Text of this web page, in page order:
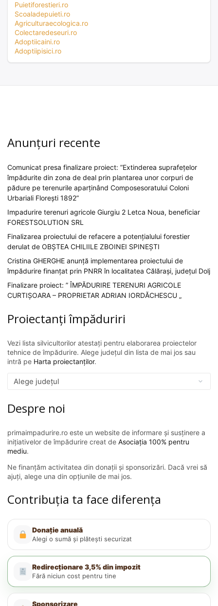
Puietiforestieri.ro
Scoaladepuieti.ro
Agriculturaecologica.ro
Colectaredeseuri.ro
Adoptiicaini.ro
Adoptiipisici.ro
Anunțuri recente
Comunicat presa finalizare proiect: ”Extinderea suprafețelor
împădurite din zona de deal prin plantarea unor corpuri de
pădure pe terenurile aparținând Composesoratului Coloni
Urbariali Florești 1892”
Impadurire terenuri agricole Giurgiu 2 Letca Noua, beneficiar
FORESTSOLUTION SRL
Finalizarea proiectului de refacere a potențialului forestier
derulat de OBȘTEA CHILIILE ZBOINEI SPINEȘTI
Cristina GHERGHE anunță implementarea proiectului de
împădurire finanțat prin PNRR în localitatea Călărași, județul Dolj
Finalizare proiect: ” ÎMPĂDURIRE TERENURI AGRICOLE
CURTIȘOARA – PROPRIETAR ADRIAN IORDĂCHESCU „
Proiectanți împăduriri
Vezi lista silvicultorilor atestați pentru elaborarea proiectelor
tehnice de împădurire. Alege județul din lista de mai jos sau
intră pe Harta proiectanților.
Despre noi
primaimpadurire.ro este un website de informare și susținere a
inițiativelor de împădurire creat de Asociația 100% pentru
mediu.
Ne finanțăm activitatea din donații și sponsorizări. Dacă vrei să
ajuți, alege una din opțiunile de mai jos.
Contribuția ta face diferența
Donație anuală
Alegi o sumă și plătești securizat
Redirecționare 3,5% din impozit
Fără niciun cost pentru tine
Sponsorizare